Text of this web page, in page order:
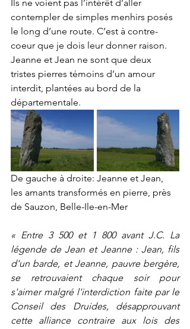
Ils ne voient pas l’intérêt d’aller
contempler de simples menhirs posés
le long d’une route. C’est à contre-
coeur que je dois leur donner raison.
Jeanne et Jean ne sont que deux
tristes pierres témoins d’un amour
interdit, plantées au bord de la
départementale.
De gauche à droite: Jeanne et Jean,
les amants transformés en pierre, près
de Sauzon, Belle-Ile-en-Mer
« Entre 3 500 et 1 800 avant J.C. La
légende de Jean et Jeanne : Jean, fils
d'un barde, et Jeanne, pauvre bergère,
se retrouvaient chaque soir pour
s'aimer malgré l'interdiction faite par le
Conseil des Druides, désapprouvant
cette alliance contraire aux lois des